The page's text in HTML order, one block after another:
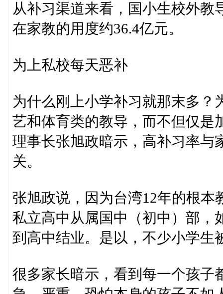
从补习渠道来看，国小生校外教
在家教的用度约36.4亿元。
为上私校每天恶补
为什么刚上小学补习就那末多？
艺和体育类的教导，而不但仅是
理事长张旭政暗示，高补习率与
关。
张旭政说，因为台湾12年的根
私立高中从属国中（初中）部，
到高中结业。是以，不少小学生
很多家长暗示，看到每一个孩子